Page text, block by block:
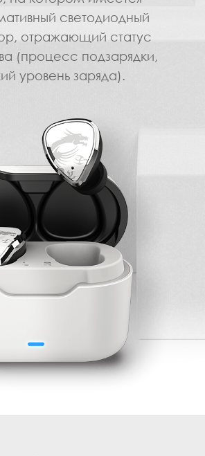
светодиодный
отражающий статус
(процесс подзарядки,
уровень заряда).